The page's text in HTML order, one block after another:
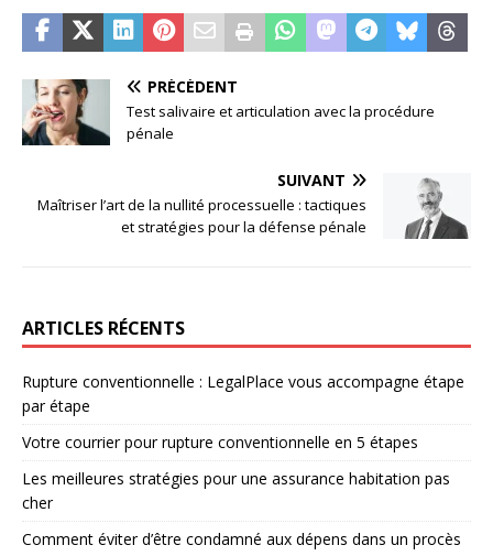
PRÉCÉDENT
Test salivaire et articulation avec la procédure
pénale
SUIVANT
Maîtriser l’art de la nullité processuelle : tactiques
et stratégies pour la défense pénale
ARTICLES RÉCENTS
Rupture conventionnelle : LegalPlace vous accompagne étape
par étape
Votre courrier pour rupture conventionnelle en 5 étapes
Les meilleures stratégies pour une assurance habitation pas
cher
Comment éviter d’être condamné aux dépens dans un procès